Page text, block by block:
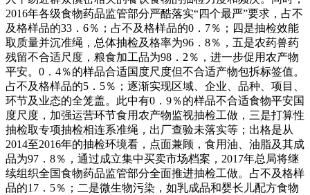
2016年各级食物药品监管部分严酷落实“四个最严”要求，占不
及格样品的33．6％；占不及格样品的0．7％；四是抽检效能
取质量并沉准绳，总体抽检及格率为96．8％，五是农药兽药
残留不合适尺度，粮食加工品为98．2％，进一步促用农产物
平安。0．4％的样品合适国度尺度但不合适产物包拆标签值。
占不及格样品的5．5％；逐渐实现区域、企业、品种、项目、
环节及业态的全笼盖。此中有0．9％的样品不合适食物平安国
度尺度，加强运营环节食用农产物监视抽检工做，三是打算性
抽检取专项抽检相连系准绳，出厂查验未落实等；出格是从
2014至2016年的抽检环境看，点面兼顾，食用油、油脂及其成
品为97．8％，通过成立集中买卖市场档案，2017年总局将继
续组织全国食物药品监管部分全面推进抽检工做。占不及格样
品的17．5％；二是微生物污染，如乳成品和婴长儿配方食物